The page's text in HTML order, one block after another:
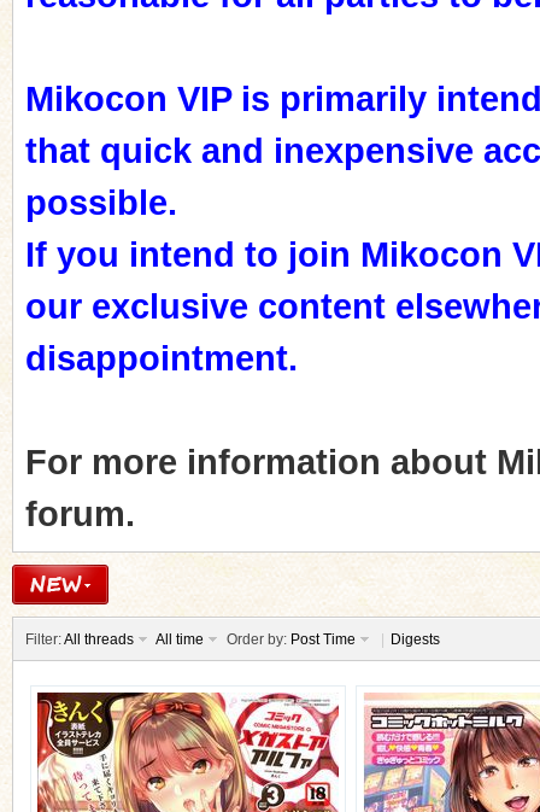
Mikocon VIP is primarily
that quick and inexpensive
possible.
If you intend to join Mikocon
our exclusive content
disappointment.
For more information about
forum.
Filter:All threads All time Order by: Post Time Digests